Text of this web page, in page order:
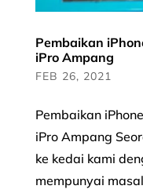
Pembaikan
iPro Ampang
FEB 26, 2021
Pembaikan
iPro Ampang
ke kedai kami
mempunyai